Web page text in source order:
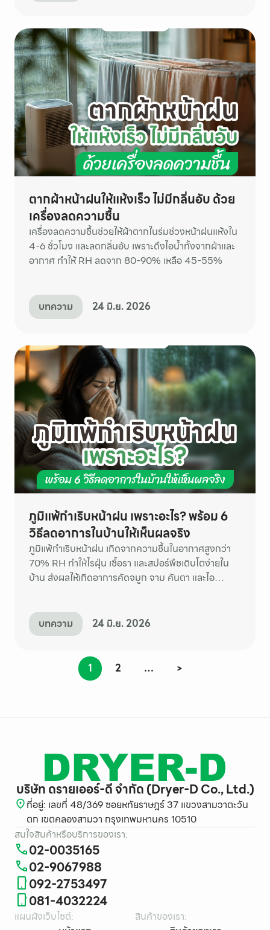
ตากผ้าหน้าฝนให้แห้งเร็ว ไม่มีกลิ่นอับ ด้วย
เครื่องลดความชื้น
เครื่องลดความชื้นช่วยให้ผ้าตากในร่มช่วงหน้าฝนแห้งใน
4-6 ชั่วโมง และลดกลิ่นอับ เพราะดึงไอน้ำทั้งจากผ้าและ
อากาศ ทำให้ RH ลดจาก 80-90% เหลือ 45-55%
บทความ 24 มิ.ย. 2026
ภูมิแพ้กำเริบหน้าฝน เพราะอะไร? พร้อม 6
วิธีลดอาการในบ้านให้เห็นผลจริง
ภูมิแพ้กำเริบหน้าฝน เกิดจากความชื้นในอากาศสูงกว่า
70% RH ทำให้ไรฝุ่น เชื้อรา และสปอร์พืชเติบโตง่ายใน
บ้าน ส่งผลให้เกิดอาการคัดจมูก จาม คันตา และไอ
บทความ 24 มิ.ย. 2026
1 2 … >
บริษัท ดรายเออร์-ดี จำกัด (Dryer-D Co., Ltd.)
ที่อยู่: เลขที่ 48/369 ซอยหทัยราษฎร์ 37 แขวงสามวาตะวัน
ตก เขตคลองสามวา กรุงเทพมหานคร 10510
สนใจสินค้าหรือบริการของเรา:
02-0035165
02-9067988
092-2753497
081-4032224
แผนผังเว็บไซต์:
สินค้าของเรา: